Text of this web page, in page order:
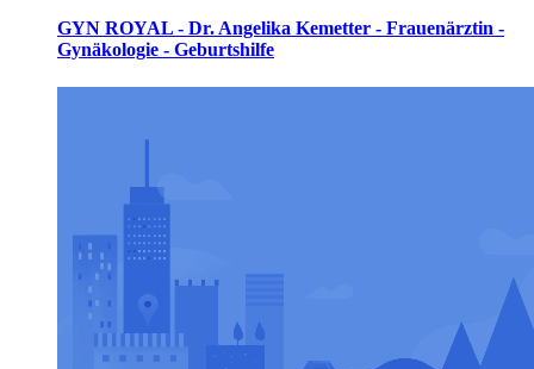
GYN ROYAL - Dr. Angelika Kemetter - Frauenärztin -
Gynäkologie - Geburtshilfe